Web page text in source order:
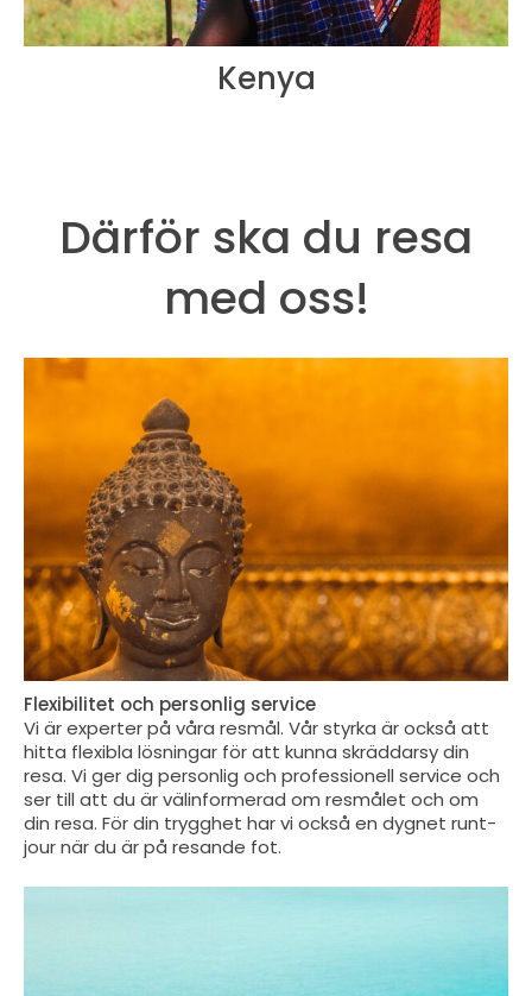
Kenya
Därför ska du resa
med oss!
Flexibilitet och personlig service
Vi är experter på våra resmål. Vår styrka är också att
hitta flexibla lösningar för att kunna skräddarsy din
resa. Vi ger dig personlig och professionell service och
ser till att du är välinformerad om resmålet och om
din resa. För din trygghet har vi också en dygnet runt-
jour när du är på resande fot.